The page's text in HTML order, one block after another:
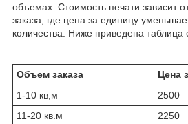
объемах. Стоимость печати зависит
заказа, где цена за единицу
количества. Ниже приведена таблица
Объем заказа
Цена
1-10 кв,м
2500
11-20 кв.м
2250